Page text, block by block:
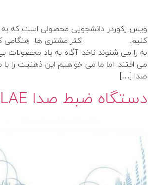
ویس رکوردر دانشجویی محصولی است که
کنیم. اکثر مشتری ها هنگامی که
به را می شنوند ناخدا آگاه به یاد
می افتند. اما ما می خواهیم این ذهنیت را
صدا […]
دستگاه ضبط صدا HOMELAE